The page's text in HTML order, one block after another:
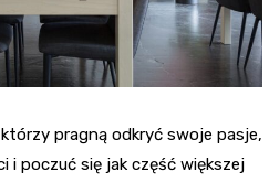
pragną odkryć swoje pasje,
i poczuć się jak część większej